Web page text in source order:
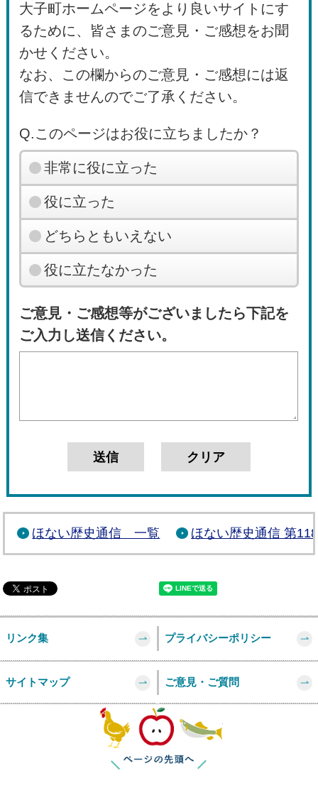
大子町ホームページをより良いサイトにす
るために、皆さまのご意見・ご感想をお聞
かせください。
なお、この欄からのご意見・ご感想には返
信できませんのでご了承ください。
Q.このページはお役に立ちましたか？
非常に役に立った
役に立った
どちらともいえない
役に立たなかった
ご意見・ご感想等がございましたら下記を
ご入力し送信ください。
ほない歴史通信 一覧 ほない歴史通信 第
リンク集 プライバシーポリシー
サイトマップ ご意見・ご質問